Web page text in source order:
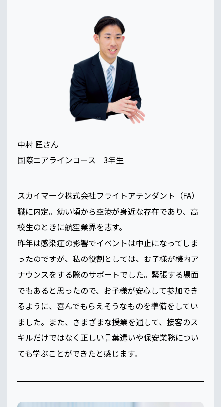
中村 匠さん
国際エアラインコース 3年生
スカイマーク株式会社フライトアテンダント（FA）
職に内定。幼い頃から空港が身近な存在であり、高
校生のときに航空業界を志す。
昨年は感染症の影響でイベントは中止になってしま
ったのですが、私の役割としては、お子様が機内ア
ナウンスをする際のサポートでした。緊張する場面
でもあると思ったので、お子様が安心して参加でき
るように、喜んでもらえそうなものを準備をしてい
ました。また、さまざまな授業を通して、接客のス
キルだけではなく正しい言葉遣いや保安業務につい
ても学ぶことができたと感じます。